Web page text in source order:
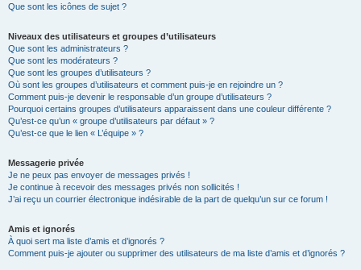
Que sont les icônes de sujet ?
Niveaux des utilisateurs et groupes d’utilisateurs
Que sont les administrateurs ?
Que sont les modérateurs ?
Que sont les groupes d’utilisateurs ?
Où sont les groupes d’utilisateurs et comment puis-je en rejoindre un ?
Comment puis-je devenir le responsable d’un groupe d’utilisateurs ?
Pourquoi certains groupes d’utilisateurs apparaissent dans une couleur différente ?
Qu’est-ce qu’un « groupe d’utilisateurs par défaut » ?
Qu’est-ce que le lien « L’équipe » ?
Messagerie privée
Je ne peux pas envoyer de messages privés !
Je continue à recevoir des messages privés non sollicités !
J’ai reçu un courrier électronique indésirable de la part de quelqu’un sur ce forum !
Amis et ignorés
À quoi sert ma liste d’amis et d’ignorés ?
Comment puis-je ajouter ou supprimer des utilisateurs de ma liste d’amis et d’ignorés ?